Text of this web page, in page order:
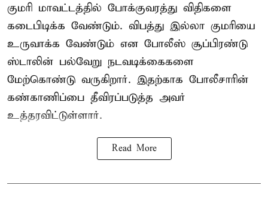
குமரி மாவட்டத்தில் போக்குவரத்து விதிகளை
கடைபிடிக்க வேண்டும். விபத்து இல்லா குமரியை
உருவாக்க வேண்டும் என போலீஸ் சூப்பிரண்டு
ஸ்டாலின் பல்வேறு நடவடிக்கைகளை
மேற்கொண்டு வருகிறார். இதற்காக போலீசாரின்
கண்காணிப்பை தீவிரப்படுத்த அவர்
உத்தரவிட்டுள்ளார்.
Read More